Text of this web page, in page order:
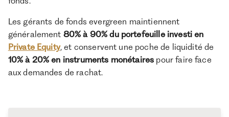
Les gérants de fonds evergreen maintiennent
généralement 80% à 90% du portefeuille investi en
Private Equity, et conservent une poche de liquidité de
10% à 20% en instruments monétaires pour faire face
aux demandes de rachat.